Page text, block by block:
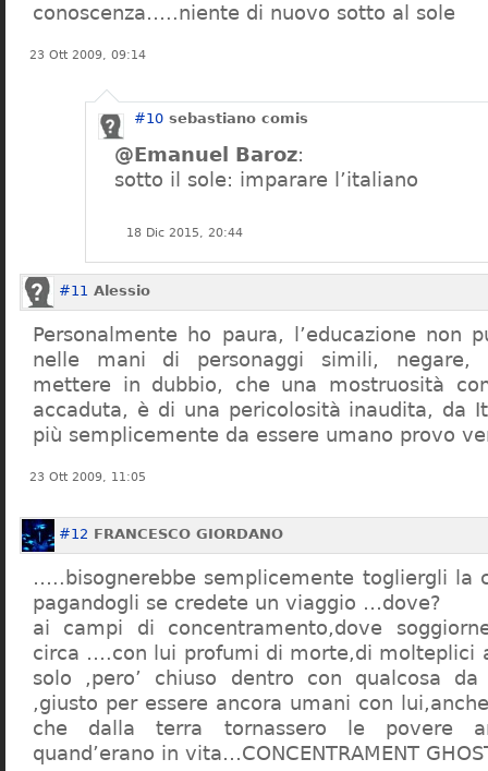
conoscenza…..niente di nuovo sotto al sole
23 Ott 2009, 09:14
#10 sebastiano comis
@Emanuel Baroz:
sotto il sole: imparare l’italiano
18 Dic 2015, 20:44
#11 Alessio
Personalmente ho paura, l’educazione non
nelle mani di personaggi simili, negare,
mettere in dubbio, che una mostruosità
accaduta, è di una pericolosità inaudita, da
più semplicemente da essere umano provo
23 Ott 2009, 11:05
#12 FRANCESCO GIORDANO
…..bisognerebbe semplicemente togliergli la
pagandogli se credete un viaggio …dove?
ai campi di concentramento,dove
circa ….con lui profumi di morte,di molteplici
solo ,pero’ chiuso dentro con qualcosa
,giusto per essere ancora umani con
che dalla terra tornassero le povere
quand’erano in vita…CONCENTRAMENT